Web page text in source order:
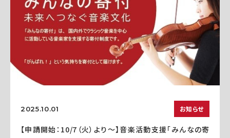
2025.10.01 お知らせ
【申請開始：10/7（火）より～】音楽活動支援「みんなの寄